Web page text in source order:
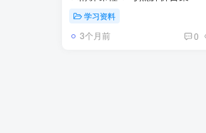
学习资料
3个月前 0